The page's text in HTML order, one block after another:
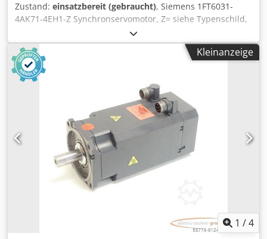
Zustand: einsatzbereit (gebraucht), Siemens 1FT6031-
4AK71-4EH1-Z Synchronservomotor, Z= siehe Typenschild,
SN:YFN616275901010 , fachgerecht komplett überholt und
getestet mit 12 Monaten Gewährleistung, 100%
funktionsfähig, Lieferumfang gem. Fotos,Für diesen Artikel
gelten nicht die vereinbarten Verkaufsrabatte. Preis bitte
separat erfragen! Credji D Td Nopfx Ailof
Kleinanzeige
1 /4